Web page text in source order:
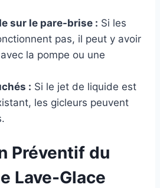
sur le pare-brise : Si les
pas, il peut y avoir
la pompe ou une
: Si le jet de liquide est
les gicleurs peuvent
Préventif du
Lave-Glace